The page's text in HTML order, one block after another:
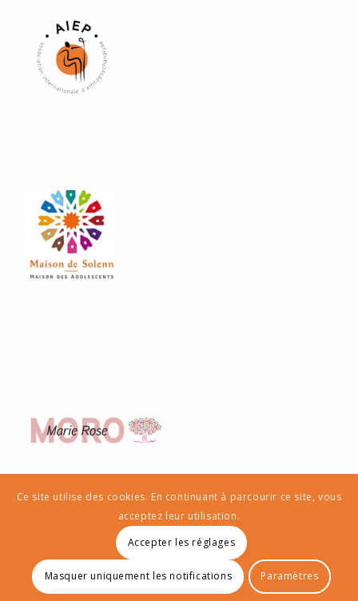
© Copyright - AIEP | Transculturailes
Mentions Légales
Ce site utilise des cookies. En continuant à parcourir ce site, vous
acceptez leur utilisation.
Accepter les réglages
Masquer uniquement les notifications Paramètres